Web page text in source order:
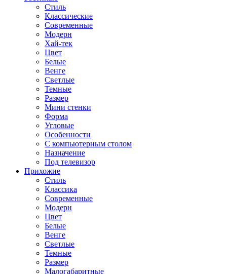
Стиль
Классические
Современные
Модерн
Хай-тек
Цвет
Белые
Венге
Светлые
Темные
Размер
Мини стенки
Форма
Угловые
Особенности
С компьютерным столом
Назначение
Под телевизор
Прихожие
Стиль
Классика
Современные
Модерн
Цвет
Белые
Венге
Светлые
Темные
Размер
Малогабаритные